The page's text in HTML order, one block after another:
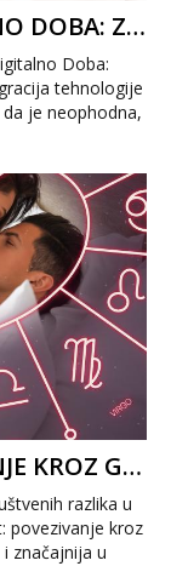
SEKSUALNI ODGOJ U DIGITALNO DOBA: ZNAČAJ PRILAGOĐAVANJA NASTAVNIH METODA
Doba:
tehnologije
je neophodna,
LJUBAV KAO MOST: POVEZIVANJE KROZ GRANICE DRUŠTVENIH RAZLIKA
razlika u
povezivanje kroz
značajnija u